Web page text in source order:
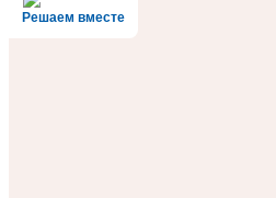
Решаем вместе